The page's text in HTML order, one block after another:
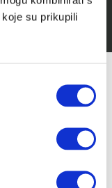
su prikupili
(:
zanimljive
u Vaš